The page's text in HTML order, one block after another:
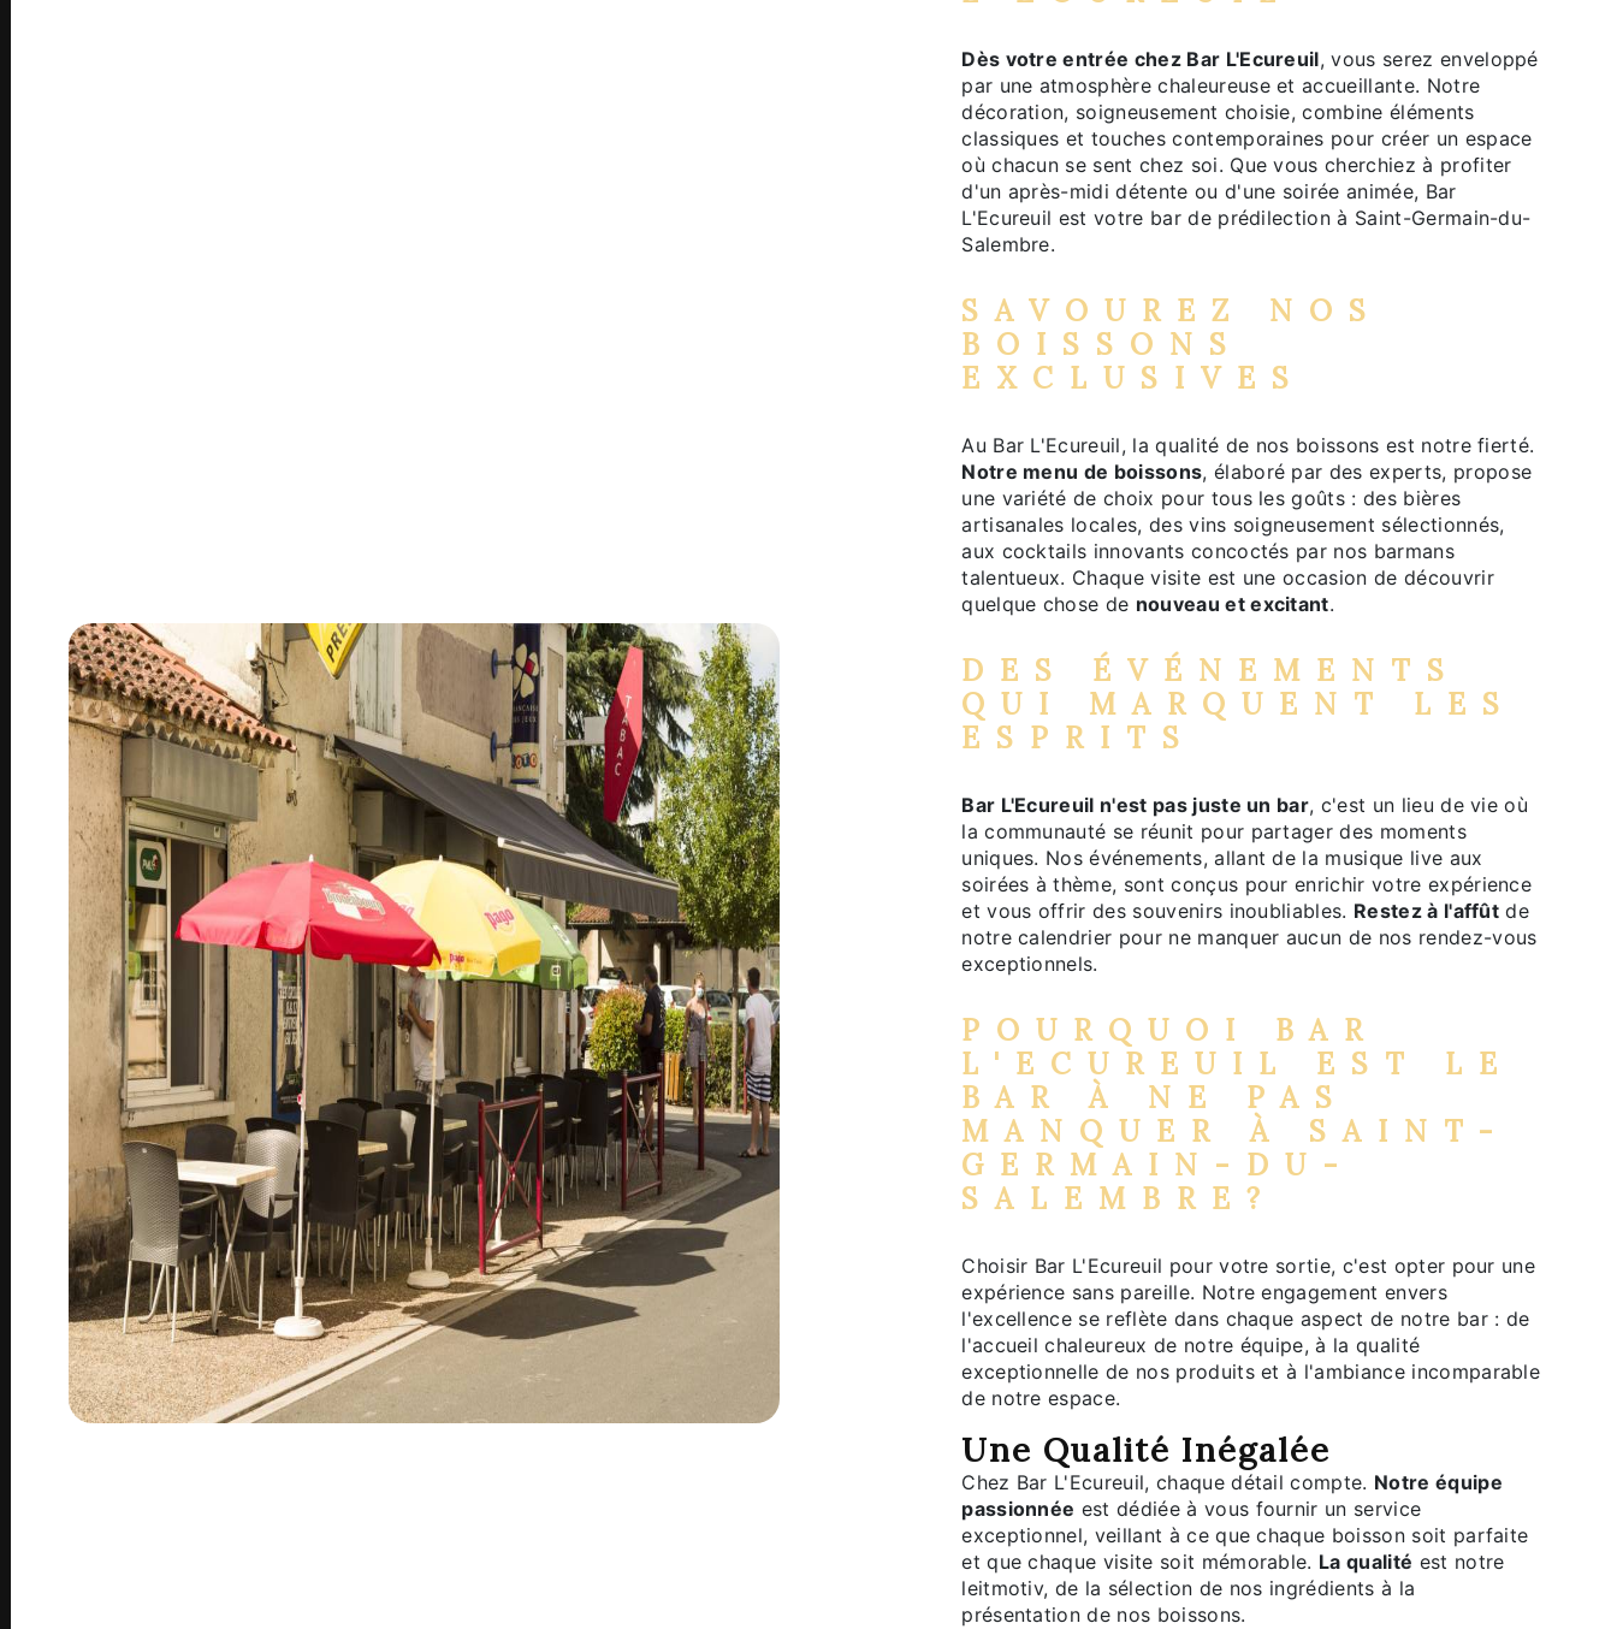
Dès votre entrée chez Bar L'Ecureuil, vous serez enveloppé
par une atmosphère chaleureuse et accueillante. Notre
décoration, soigneusement choisie, combine éléments
classiques et touches contemporaines pour créer un espace
où chacun se sent chez soi. Que vous cherchiez à profiter
d'un après-midi détente ou d'une soirée animée, Bar
L'Ecureuil est votre bar de prédilection à Saint-Germain-du-
Salembre.
SAVOUREZ NOS
BOISSONS
EXCLUSIVES
Au Bar L'Ecureuil, la qualité de nos boissons est notre fierté.
Notre menu de boissons, élaboré par des experts, propose
une variété de choix pour tous les goûts : des bières
artisanales locales, des vins soigneusement sélectionnés,
aux cocktails innovants concoctés par nos barmans
talentueux. Chaque visite est une occasion de découvrir
quelque chose de nouveau et excitant.
DES ÉVÉNEMENTS
QUI MARQUENT LES
ESPRITS
Bar L'Ecureuil n'est pas juste un bar, c'est un lieu de vie où
la communauté se réunit pour partager des moments
uniques. Nos événements, allant de la musique live aux
soirées à thème, sont conçus pour enrichir votre expérience
et vous offrir des souvenirs inoubliables. Restez à l'affût de
notre calendrier pour ne manquer aucun de nos rendez-vous
exceptionnels.
POURQUOI BAR
L'ECUREUIL EST LE
BAR À NE PAS
MANQUER À SAINT-
GERMAIN-DU-
SALEMBRE?
Choisir Bar L'Ecureuil pour votre sortie, c'est opter pour une
expérience sans pareille. Notre engagement envers
l'excellence se reflète dans chaque aspect de notre bar : de
l'accueil chaleureux de notre équipe, à la qualité
exceptionnelle de nos produits et à l'ambiance incomparable
de notre espace.
Une Qualité Inégalée
Chez Bar L'Ecureuil, chaque détail compte. Notre équipe
passionnée est dédiée à vous fournir un service
exceptionnel, veillant à ce que chaque boisson soit parfaite
et que chaque visite soit mémorable. La qualité est notre
leitmotiv, de la sélection de nos ingrédients à la
présentation de nos boissons.